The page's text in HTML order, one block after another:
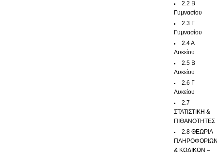
2.2 Β
Γυμνασίου
2.3 Γ
Γυμνασίου
2.4 Α
Λυκείου
2.5 Β
Λυκείου
2.6 Γ
Λυκείου
2.7
ΣΤΑΤΙΣΤΙΚΗ &
ΠΙΘΑΝΟΤΗΤΕΣ
2.8 ΘΕΩΡΙΑ
& ΚΩΔΙΚΩΝ –